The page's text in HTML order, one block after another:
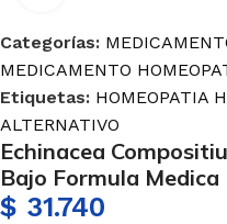
Categorías:
MEDICAMENTO
Etiquetas: HOMEOPATIA
ALTERNATIVO
Echinacea
Bajo Formula Medica
$ 31.740